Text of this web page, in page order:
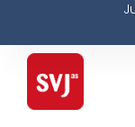
indholdet